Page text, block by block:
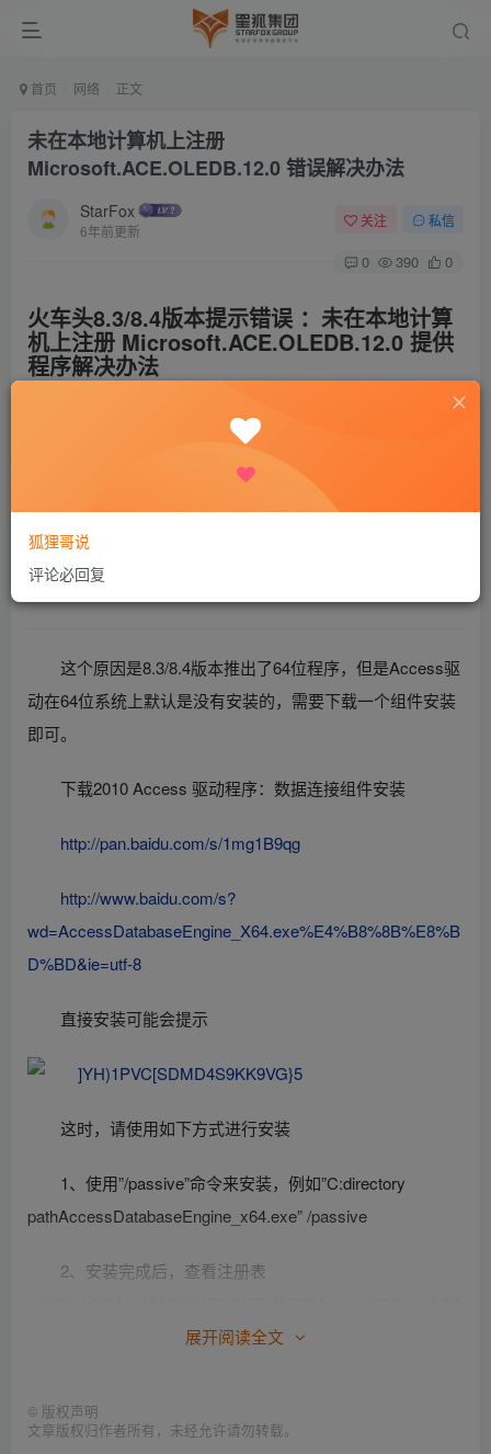
首页 网络 正文
未在本地计算机上注册
Microsoft.ACE.OLEDB.12.0 错误解决办法
StarFox
6年前更新
关注 私信
0 390 0
火车头8.3/8.4版本提示错误 ：未在本地计算
机上注册 Microsoft.ACE.OLEDB.12.0 提供
程序解决办法
狐狸是从8.3升级到8.4的。系统一直都是 win8.1，64
位。升级后出现这个错误，解决办法就是下载了2010
属性-兼容性-win7，安装后搞定！
如果还不行就参考下面
这个原因是8.3/8.4版本推出了64位程序，但是Access驱
动在64位系统上默认是没有安装的，需要下载一个组件安装
即可。
下载2010 Access 驱动程序：数据连接组件安装
http://pan.baidu.com/s/1mg1B9qg
http://www.baidu.com/s?
wd=AccessDatabaseEngine_X64.exe%E4%B8%8B%E8%B
D%BD&ie=utf-8
直接安装可能会提示
这时，请使用如下方式进行安装
1、使用”/passive”命令来安装，例如”C:directory
pathAccessDatabaseEngine_x64.exe” /passive
2、安装完成后，查看注册表
ommonFilesPaths，删除mso.dll
1107.html说明
展开阅读全文
© 版权声明
文章版权归作者所有，未经允许请勿转载。
狐狸哥说
评论必回复